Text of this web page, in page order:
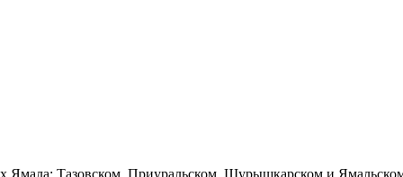
Ямала: Тазовском, Приуральском, Шурышкарском и